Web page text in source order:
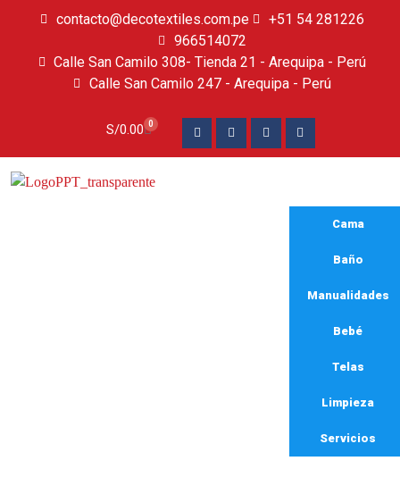
contacto@decotextiles.com.pe
+51 54 281226
966514072
Calle San Camilo 308- Tienda 21 - Arequipa - Perú
Calle San Camilo 247 - Arequipa - Perú​
S/0.00 0
Cama
Baño
Manualidades
Bebé
Telas
Limpieza
Servicios